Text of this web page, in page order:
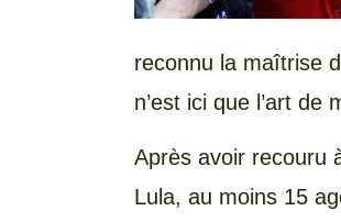
reconnu la maîtrise
n’est ici que l’art de
Après avoir recouru
Lula, au moins 15